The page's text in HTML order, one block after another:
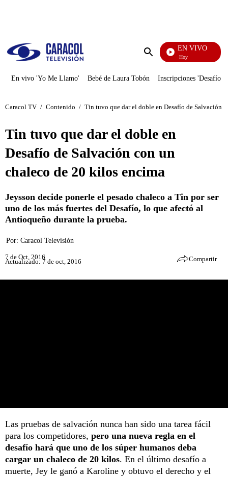
Enviar
EN VIVO
La Finca De Hoy
En vivo 'Yo Me Llamo' Bebé de Laura Tobón Inscripciones 'Desafío'
Caracol TV / Contenido / Tin tuvo que dar el doble en Desafío de Salvación
Tin tuvo que dar el doble en
Desafío de Salvación con un
chaleco de 20 kilos encima
Jeysson decide ponerle el pesado chaleco a Tin por ser
uno de los más fuertes del Desafío, lo que afectó al
Antioqueño durante la prueba.
Por: Caracol Televisión
7 de Oct, 2016
Actualizado: 7 de oct, 2016 Compartir
Las pruebas de salvación nunca han sido una tarea fácil
para los competidores, pero una nueva regla en el
desafío hará que uno de los súper humanos deba
cargar un chaleco de 20 kilos. En el último desafío a
muerte, Jey le ganó a Karoline y obtuvo el derecho y el